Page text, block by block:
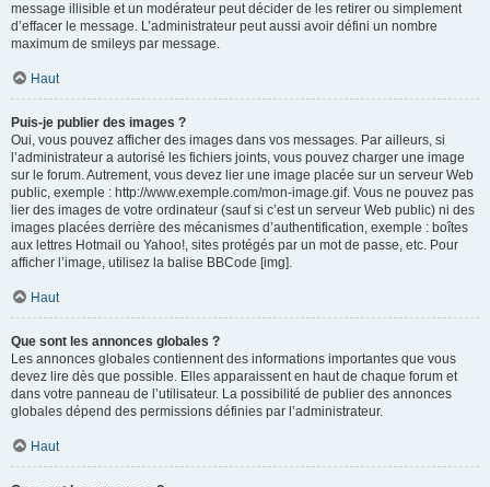
message illisible et un modérateur peut décider de les retirer ou simplement
d’effacer le message. L’administrateur peut aussi avoir défini un nombre
maximum de smileys par message.
Haut
Puis-je publier des images ?
Oui, vous pouvez afficher des images dans vos messages. Par ailleurs, si
l’administrateur a autorisé les fichiers joints, vous pouvez charger une image
sur le forum. Autrement, vous devez lier une image placée sur un serveur Web
public, exemple : http://www.exemple.com/mon-image.gif. Vous ne pouvez pas
lier des images de votre ordinateur (sauf si c’est un serveur Web public) ni des
images placées derrière des mécanismes d’authentification, exemple : boîtes
aux lettres Hotmail ou Yahoo!, sites protégés par un mot de passe, etc. Pour
afficher l’image, utilisez la balise BBCode [img].
Haut
Que sont les annonces globales ?
Les annonces globales contiennent des informations importantes que vous
devez lire dès que possible. Elles apparaissent en haut de chaque forum et
dans votre panneau de l’utilisateur. La possibilité de publier des annonces
globales dépend des permissions définies par l’administrateur.
Haut